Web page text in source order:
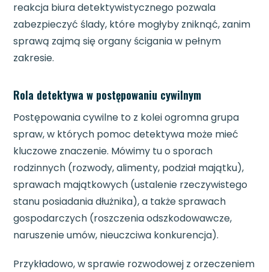
reakcja biura detektywistycznego pozwala
zabezpieczyć ślady, które mogłyby zniknąć, zanim
sprawą zajmą się organy ścigania w pełnym
zakresie.
Rola detektywa w postępowaniu cywilnym
Postępowania cywilne to z kolei ogromna grupa
spraw, w których pomoc detektywa może mieć
kluczowe znaczenie. Mówimy tu o sporach
rodzinnych (rozwody, alimenty, podział majątku),
sprawach majątkowych (ustalenie rzeczywistego
stanu posiadania dłużnika), a także sprawach
gospodarczych (roszczenia odszkodowawcze,
naruszenie umów, nieuczciwa konkurencja).
Przykładowo, w sprawie rozwodowej z orzeczeniem